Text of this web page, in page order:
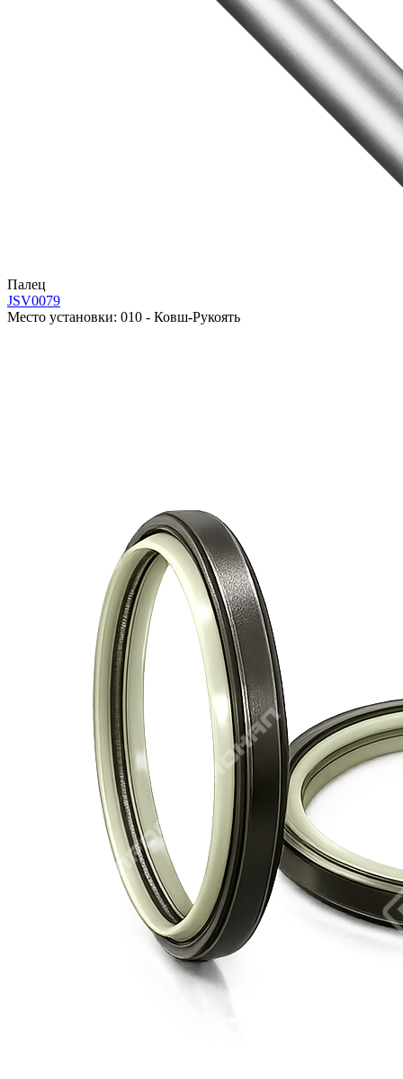
Палец
JSV0079
Место установки: 010 - Ковш-Рукоять